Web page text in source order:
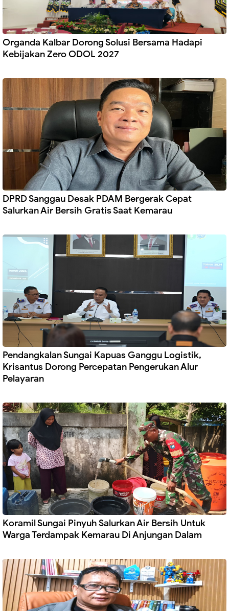
Organda Kalbar Dorong Solusi Bersama Hadapi
Kebijakan Zero ODOL 2027
DPRD Sanggau Desak PDAM Bergerak Cepat
Salurkan Air Bersih Gratis Saat Kemarau
Pendangkalan Sungai Kapuas Ganggu Logistik,
Krisantus Dorong Percepatan Pengerukan Alur
Pelayaran
Koramil Sungai Pinyuh Salurkan Air Bersih Untuk
Warga Terdampak Kemarau Di Anjungan Dalam